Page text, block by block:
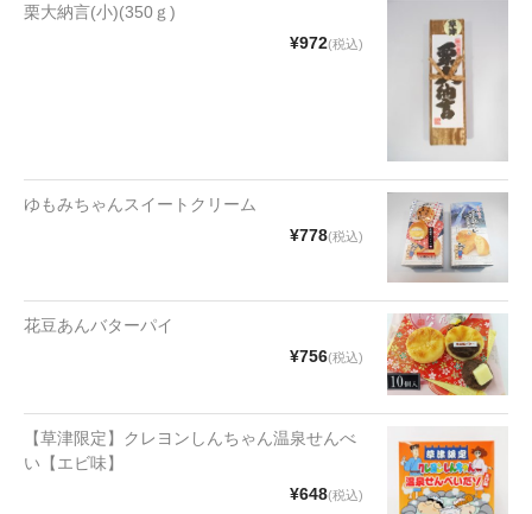
椎茸
その他
その他
栗大納言(小)(350ｇ)
¥972(税込)
ゆもみちゃんスイートクリーム
¥778(税込)
花豆あんバターパイ
¥756(税込)
【草津限定】クレヨンしんちゃん温泉せんべ
い【エビ味】
¥648(税込)